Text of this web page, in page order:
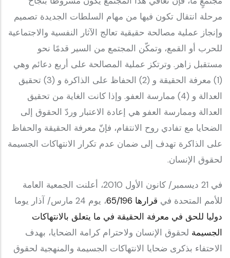
مرحلة انتقال تكون فيها من مهام السلطات الجديدة تصميم
وإنجاز عملية مصالحة حقيقية تعالج الآثار النفسية والاجتماعية
للحرب أو القمع، وتمكّن المجتمع من السير قدمًا نحو
مستقبل زاهر. وترتكز عملية المصالحة على أربع دعائم وهي
(1) معرفة الحقيقة و (2) الحفاظ على الذاكرة و (3) تحقيق
العدالة و (4) ممارسة العفو. وإذا كانت الغاية من تحقيق
العدالة وممارسة العفو هي إعادة الاعتبار وردّ الحقوق إلى
الضحايا مع تفادي روح الانتقام، فإنّ معرفة الحقيقة والحفاظ
على الذاكرة تهدف إلى ضمان عدم تكرار الانتهاكات الجسيمة
لحقوق الإنسان.
‎في 21 ديسمبر/ كانون الأول 2010، أعلنت الجمعية العامة
للأمم المتحدة في قرارها 65/196
، يوم 24 مارس/ آذار يوما
دوليا للحق في معرفة الحقيقة في ما يتعلق بالانتهاكات
الجسيمة لحقوق الإنسان ولاحترام كرامة الضحايا، بهدف
الاحتفاء بذكرى ضحايا الانتهاكات الجسيمة والمنهجية لحقوق